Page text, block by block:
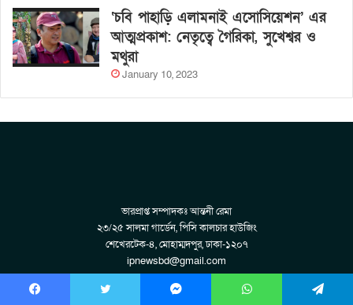
‘চবি পাহাড়ি এলামনাই এসোসিয়েশন’ এর
আত্মপ্রকাশ: নেতৃত্বে গৈরিকা, সুখেশ্বর ও
মথুরা
January 10, 2023
ভারপ্রাপ্ত সম্পাদকঃ আন্তনী রেমা
২৩/২৫ সালমা গার্ডেন, পিসি কালচার হাউজিং
শেখেরটেক-৪, মোহাম্মদপুর, ঢাকা-১২০৭
ipnewsbd@gmail.com
+880 1931073213